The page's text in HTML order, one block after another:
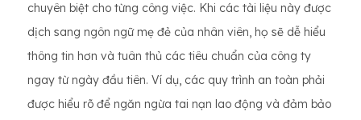
chuyên biệt cho từng công việc. Khi các tài liệu này được
dịch sang ngôn ngữ mẹ đẻ của nhân viên, họ sẽ dễ hiểu
thông tin hơn và tuân thủ các tiêu chuẩn của công ty
ngay từ ngày đầu tiên. Ví dụ, các quy trình an toàn phải
được hiểu rõ để ngăn ngừa tai nạn lao động và đảm bảo